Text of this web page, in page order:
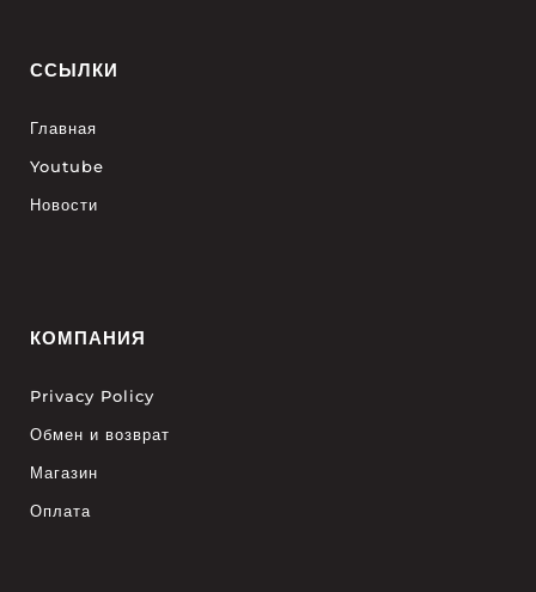
ССЫЛКИ
Главная
Youtube
Новости
КОМПАНИЯ
Privacy Policy
Обмен и возврат
Магазин
Оплата